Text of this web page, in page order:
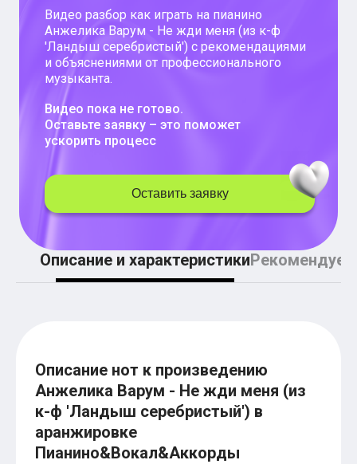
Комната культуры
XOLIDAYBOY
Сергей Лазарев
Клава Кока
Zoloto
Монеточка
Анжелика Варум
Алексей Чумаков
Саундтрек
Тематические
Из фильмов
Аватар: Путь воды
Титаник
Гарри Поттер
Величайший шоумен
Звездные войны
Ла ла Ленд
Ромео и Джульетта (1968)
Бумер
Аладдин (2019)
Король лев (2019)
Видео разбор как играть на пианино
Анжелика Варум - Не жди меня (из к-ф
'Ландыш серебристый') с рекомендациями
и объяснениями от профессионального
музыканта.
Видео пока не готово.
Оставьте заявку – это поможет
ускорить процесс
Оставить заявку
Описание и характеристикиРекомендуем
Описание нот к произведению
Анжелика Варум - Не жди меня (из
к-ф 'Ландыш серебристый') в
аранжировке
Пианино&Вокал&Аккорды